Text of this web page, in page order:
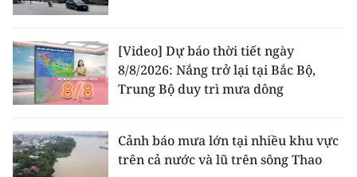
[Video] Dự báo thời tiết ngày
8/8/2026: Nắng trở lại tại Bắc Bộ,
Trung Bộ duy trì mưa dông
Cảnh báo mưa lớn tại nhiều khu vực
trên cả nước và lũ trên sông Thao